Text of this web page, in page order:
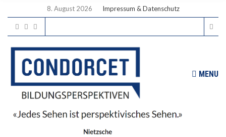
8. August 2026 Impressum & Datenschutz
MENU